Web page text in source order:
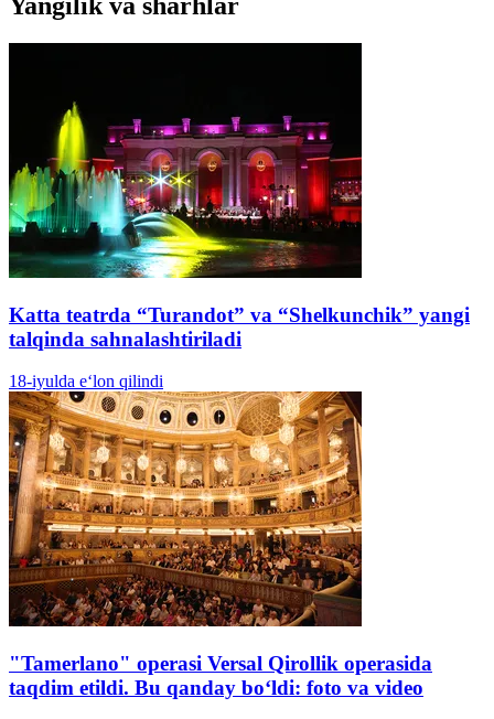
Katta teatrda “Turandot” va “Shelkunchik” yangi
talqinda sahnalashtiriladi
18-iyulda e‘lon qilindi
"Tamerlano" operasi Versal Qirollik operasida
taqdim etildi. Bu qanday boʻldi: foto va video